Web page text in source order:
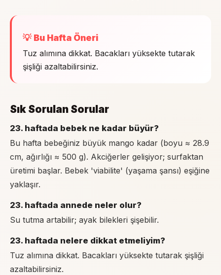
💡 Bu Hafta Öneri
Tuz alımına dikkat. Bacakları yüksekte tutarak
şişliği azaltabilirsiniz.
Sık Sorulan Sorular
23. haftada bebek ne kadar büyür?
Bu hafta bebeğiniz büyük mango kadar (boyu ≈ 28.9
cm, ağırlığı ≈ 500 g). Akciğerler gelişiyor; surfaktan
üretimi başlar. Bebek 'viabilite' (yaşama şansı) eşiğine
yaklaşır.
23. haftada annede neler olur?
Su tutma artabilir; ayak bilekleri şişebilir.
23. haftada nelere dikkat etmeliyim?
Tuz alımına dikkat. Bacakları yüksekte tutarak şişliği
azaltabilirsiniz.